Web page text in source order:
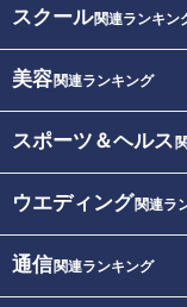
スクール関連ランキン
美容関連ランキング
スポーツ＆ヘルス
ウエディング関連ラ
通信関連ランキング